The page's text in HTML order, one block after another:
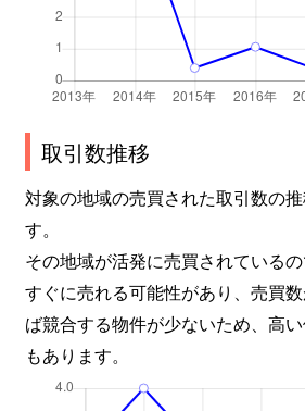
取引数推移
対象の地域の売買された取引数の
す。
その地域が活発に売買されている
すぐに売れる可能性があり、売買
ば競合する物件が少ないため、高
もあります。